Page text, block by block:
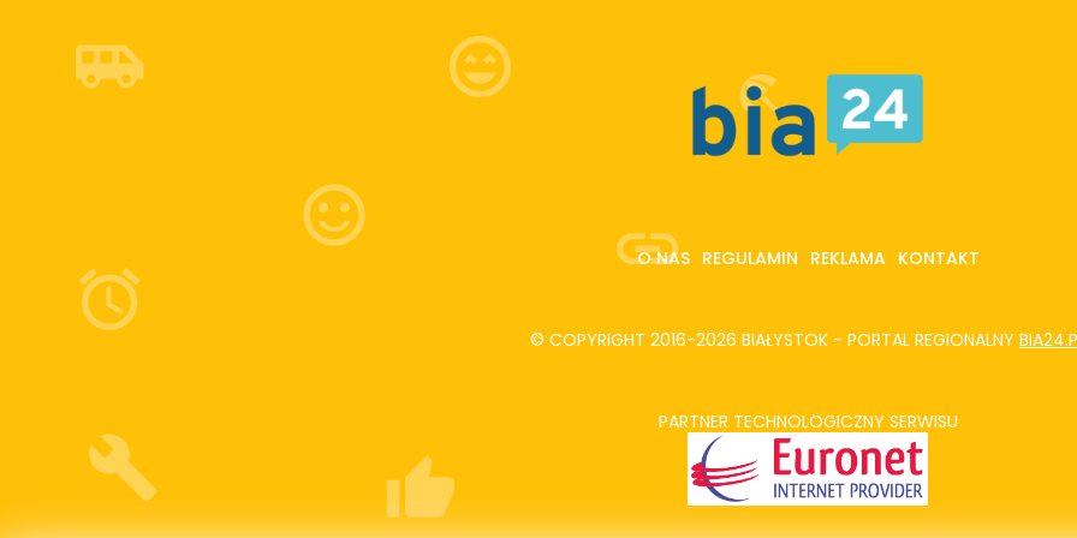
O NAS REGULAMIN REKLAMA KONTAKT
© COPYRIGHT 2016-2026 BIAŁYSTOK - PORTAL REGIONALNY
PARTNER TECHNOLOGICZNY SERWISU